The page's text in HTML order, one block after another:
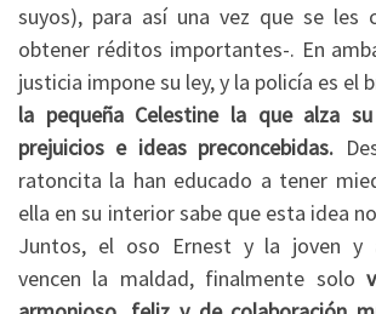
suyos), para así una vez que se les
obtener réditos importantes-. En
justicia impone su ley, y la policía es el
la pequeña Celestine la que alza
prejuicios e ideas preconcebidas.
ratoncita la han educado a tener
ella en su interior sabe que esta idea
Juntos, el oso Ernest y la joven y
vencen la maldad, finalmente solo